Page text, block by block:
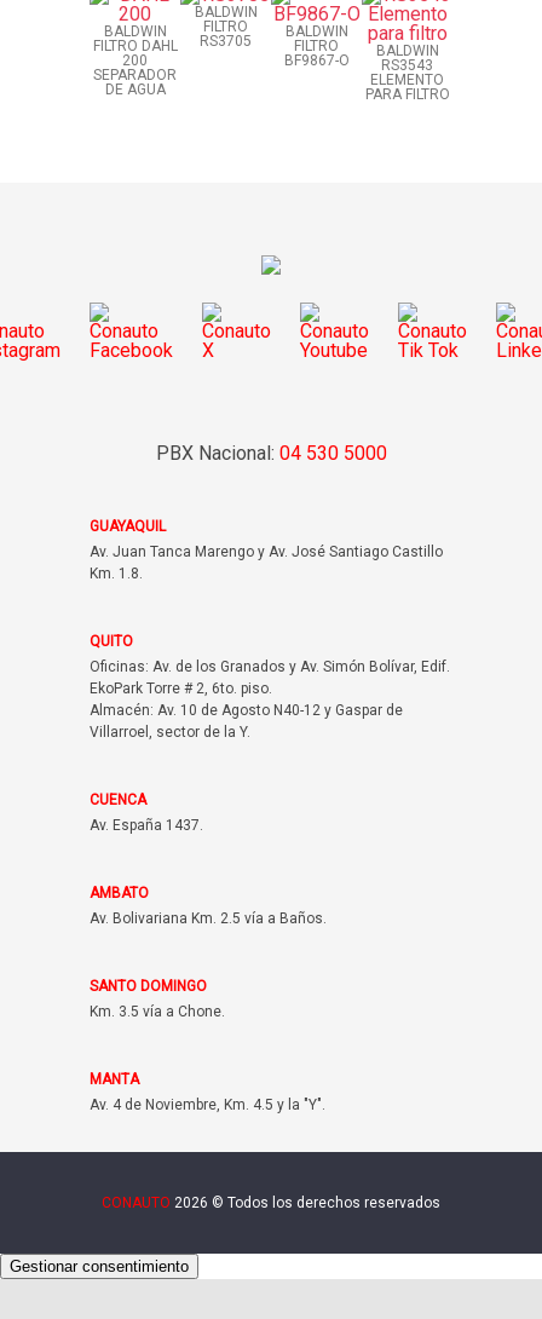
BALDWIN
FILTRO DAHL
200
SEPARADOR
DE AGUA
BALDWIN
FILTRO
RS3705
BALDWIN
FILTRO
BF9867-O
BALDWIN
RS3543
ELEMENTO
PARA FILTRO
PBX Nacional: 04 530 5000
GUAYAQUIL
Av. Juan Tanca Marengo y Av. José Santiago Castillo
Km. 1.8.
QUITO
Oficinas: Av. de los Granados y Av. Simón Bolívar, Edif.
EkoPark Torre # 2, 6to. piso.
Almacén: Av. 10 de Agosto N40-12 y Gaspar de
Villarroel, sector de la Y.
CUENCA
Av. España 1437.
AMBATO
Av. Bolivariana Km. 2.5 vía a Baños.
SANTO DOMINGO
Km. 3.5 vía a Chone.
MANTA
Av. 4 de Noviembre, Km. 4.5 y la "Y".
CONAUTO 2026 © Todos los derechos reservados
Gestionar consentimiento